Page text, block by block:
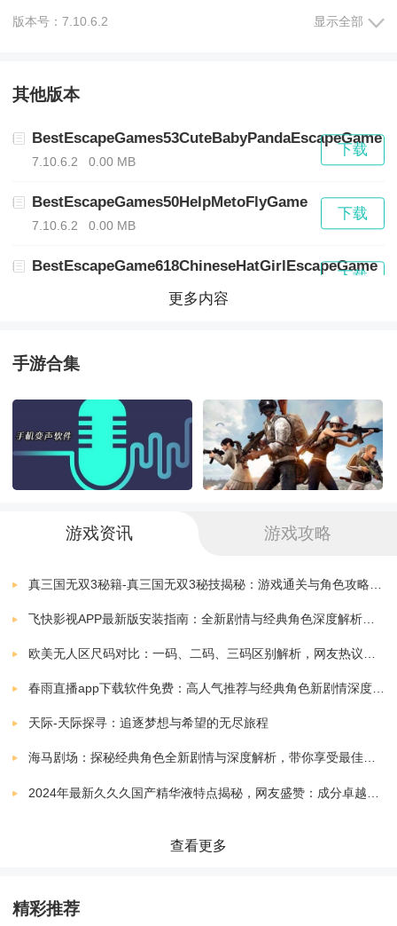
1. 游戏场景丰富多样，包括神秘的森林、古老的洞穴、
神秘的遗迹等，为玩家带来丰富的视觉体验。
索、滑翔翼等，需要玩家灵活运用智慧和观察力进行解
3. 玩家可以与朋友合作进行游戏，共同面对挑战，共同
游戏玩法：
1. 玩家需要在游戏中寻找线索，解锁谜题，解开机关，
最终找到出口。
2. 玩家可以使用各种道具和工具，如手电筒、放大镜、
地图等，帮助自己解决问题。
3. 玩家需要仔细观察场景，寻找隐藏的线索和提示，从
而更快地找到逃脱的方法。
游戏特色：
2. 合作解谜模式，让玩家可以和朋友一起挑战游戏，共
版本号：7.10.6.2 显示全部
其他版本
BestEscapeGames53CuteBabyPandaEscapeGame
7.10.6.2 0.00 MB
下载
BestEscapeGames50HelpMetoFlyGame
7.10.6.2 0.00 MB
下载
BestEscapeGame618ChineseHatGirlEscapeGame
下载
7.10.6.2
0.00 MB
下载
BestEscapeGame415HousekeeperEscapeGame
7.10.6.2 0.00 MB
下载
7.10.6.2 0.00 MB
BestEscapeGames54BattleManEscapeGame
下载
BestGames27CartoonLittlePeacockEscapeGame
下载
7.10.6.2 0.00 MB
下载
Best4x4
更多内容
手游合集
游戏资讯 游戏攻略
春雨直播app下载软件免费：高人气推荐与经典角色新剧情深度解析指南
天际-天际探寻：追逐梦想与希望的无尽旅程
海马剧场：探秘经典角色全新剧情与深度解析，带你享受最佳观剧指南
查看更多
精彩推荐